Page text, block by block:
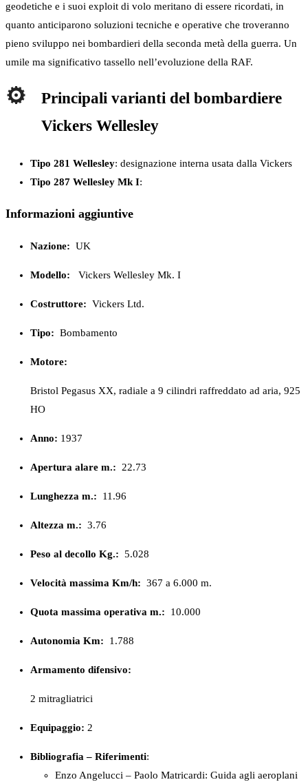
geodetiche e i suoi exploit di volo meritano di essere ricordati, in
quanto anticiparono soluzioni tecniche e operative che troveranno
pieno sviluppo nei bombardieri della seconda metà della guerra. Un
umile ma significativo tassello nell’evoluzione della RAF.
Principali varianti del bombardiere
Vickers Wellesley
Tipo 281 Wellesley: designazione interna usata dalla Vickers
Tipo 287 Wellesley Mk I:
Informazioni aggiuntive
Nazione: UK
Modello: Vickers Wellesley Mk. I
Costruttore: Vickers Ltd.
Tipo: Bombamento
Motore:
Bristol Pegasus XX, radiale a 9 cilindri raffreddato ad aria, 925
HO
Anno: 1937
Apertura alare m.: 22.73
Lunghezza m.: 11.96
Altezza m.: 3.76
Peso al decollo Kg.: 5.028
Velocità massima Km/h: 367 a 6.000 m.
Quota massima operativa m.: 10.000
Autonomia Km: 1.788
Armamento difensivo:
2 mitragliatrici
Equipaggio: 2
Bibliografia – Riferimenti:
Enzo Angelucci – Paolo Matricardi: Guida agli aeroplani